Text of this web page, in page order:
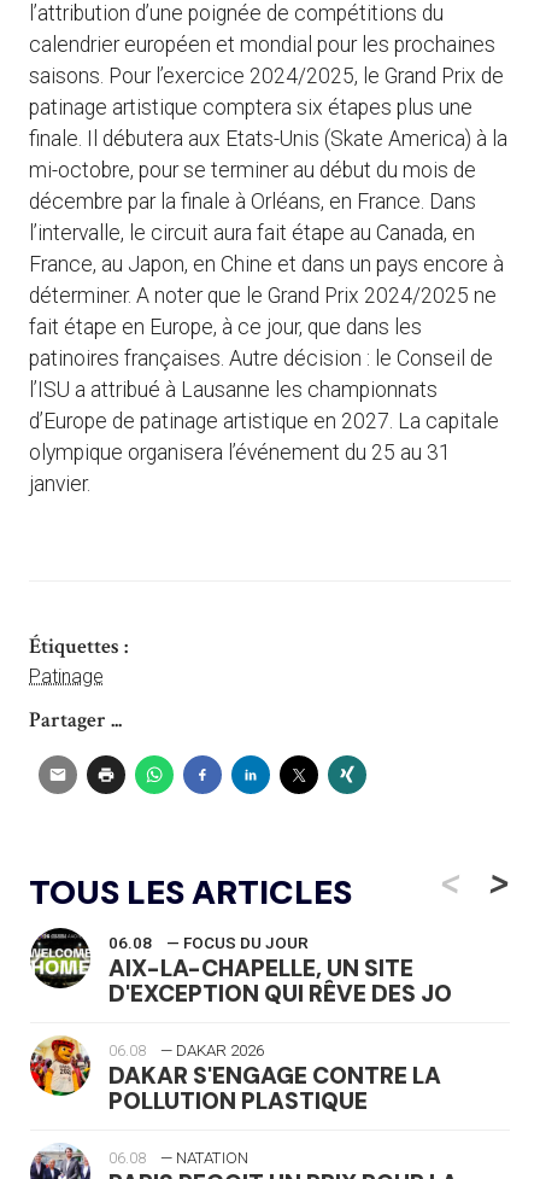
l’attribution d’une poignée de compétitions du
calendrier européen et mondial pour les prochaines
saisons. Pour l’exercice 2024/2025, le Grand Prix de
patinage artistique comptera six étapes plus une
finale. Il débutera aux Etats-Unis (Skate America) à la
mi-octobre, pour se terminer au début du mois de
décembre par la finale à Orléans, en France. Dans
l’intervalle, le circuit aura fait étape au Canada, en
France, au Japon, en Chine et dans un pays encore à
déterminer. A noter que le Grand Prix 2024/2025 ne
fait étape en Europe, à ce jour, que dans les
patinoires françaises. Autre décision : le Conseil de
l’ISU a attribué à Lausanne les championnats
d’Europe de patinage artistique en 2027. La capitale
olympique organisera l’événement du 25 au 31
janvier.
Étiquettes :
Patinage
Partager ...
TOUS LES ARTICLES <
06.08 — FOCUS DU JOUR
AIX-LA-CHAPELLE, UN SITE
D'EXCEPTION QUI RÊVE DES JO
06.08 — DAKAR 2026
DAKAR S'ENGAGE CONTRE LA
POLLUTION PLASTIQUE
06.08 — NATATION
>